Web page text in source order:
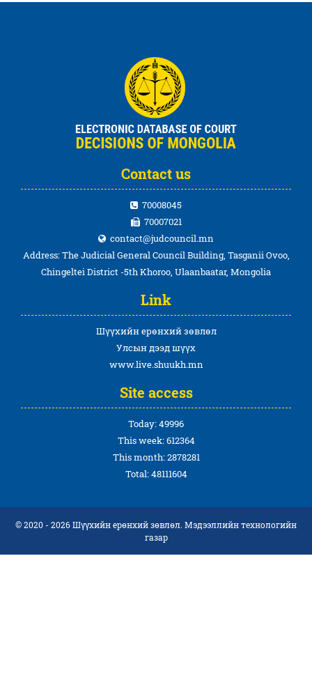
Contact us
70008045
70007021
contact@judcouncil.mn
Address: The Judicial General Council Building, Tasganii Ovoo,
Chingeltei District -5th Khoroo, Ulaanbaatar, Mongolia
Link
Шүүхийн ерөнхий зөвлөл
Улсын дээд шүүх
www.live.shuukh.mn
Site access
Today: 49996
This week: 612364
This month: 2878281
Total: 48111604
© 2020 - 2026 Шүүхийн ерөнхий зөвлөл. Мэдээллийн технологийн
газар